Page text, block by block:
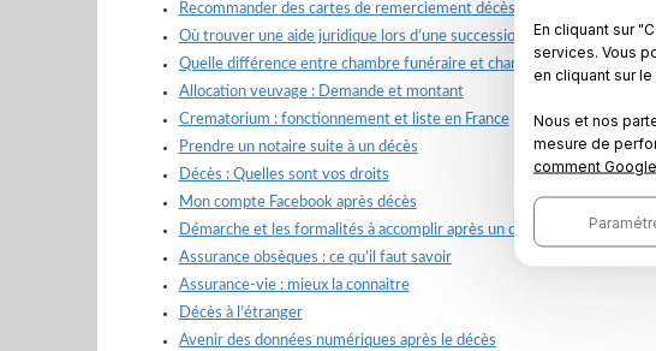
Recommander des cartes de remerciement décès
Où trouver une aide juridique lors d’une succession controversée ?
Quelle différence entre chambre funéraire et chambre mortuaire ?
Allocation veuvage : Demande et montant
Crematorium : fonctionnement et liste en France
Prendre un notaire suite à un décès
Décès : Quelles sont vos droits
Mon compte Facebook après décès
Démarche et les formalités à accomplir après un décès
Assurance obsèques : ce qu’il faut savoir
Assurance-vie : mieux la connaitre
Décès à l’étranger
Avenir des données numériques après le décès
En cliquant sur
services. Vous
en cliquant sur
Nous et nos
mesure de
comment